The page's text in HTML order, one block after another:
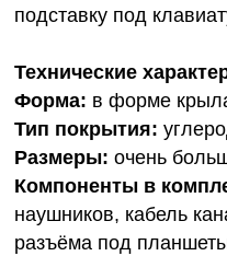
подставку под
Технические
Форма: в форме
Тип покрытия:
Размеры: очень
Компоненты в
наушников, кабель
разъёма под